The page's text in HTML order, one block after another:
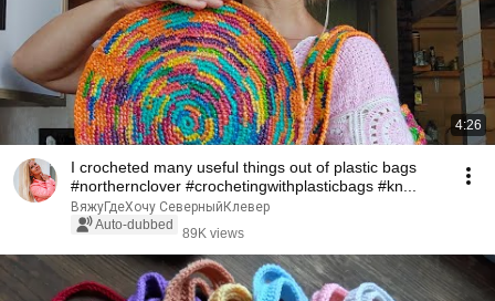
4:26
I crocheted many useful things out of plastic bags
#northernclover #crochetingwithplasticbags #kn...
ВяжуГдеХочу СеверныйКлевер
Auto-dubbed
89K views